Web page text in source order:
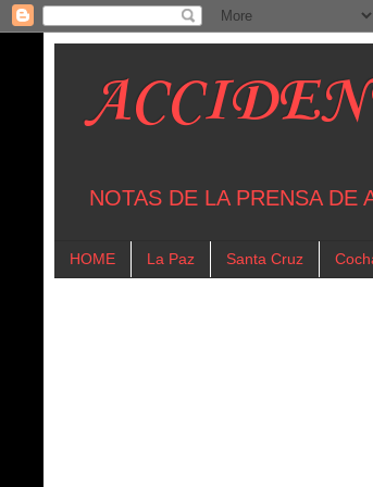
NOTAS DE LA PRENSA DE
HOME La Paz Santa Cruz